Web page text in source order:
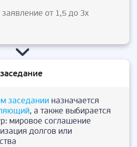
от 1,5 до 3х
заседании назначается
, а также выбирается
мировое соглашение
долгов или